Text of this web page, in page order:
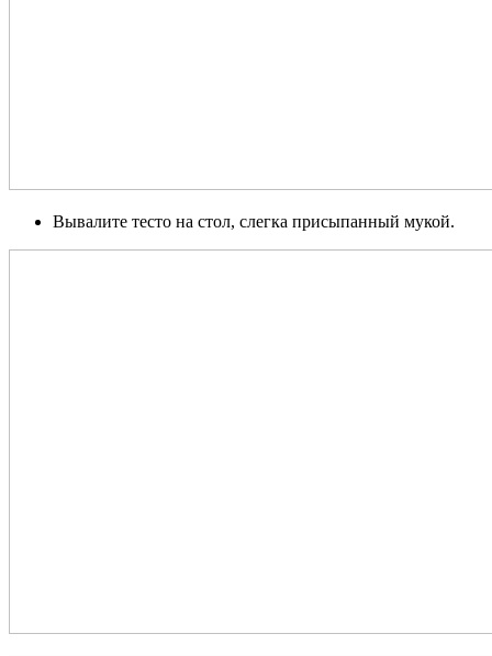
Вывалите тесто на стол, слегка присыпанный мукой.